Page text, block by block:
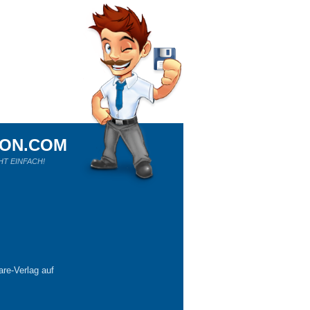
EINFACH!
Verlag auf